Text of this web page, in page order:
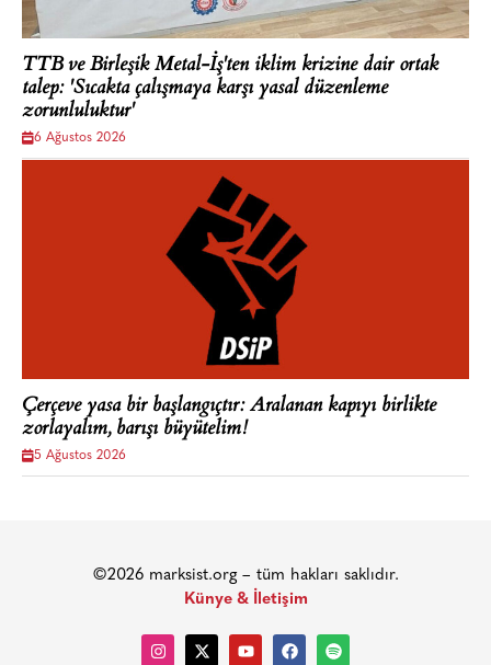
TTB ve Birleşik Metal-İş'ten iklim krizine dair ortak
talep: 'Sıcakta çalışmaya karşı yasal düzenleme
zorunluluktur'
6 Ağustos 2026
Çerçeve yasa bir başlangıçtır: Aralanan kapıyı birlikte
zorlayalım, barışı büyütelim!
5 Ağustos 2026
©2026 marksist.org – tüm hakları saklıdır.
Künye & İletişim